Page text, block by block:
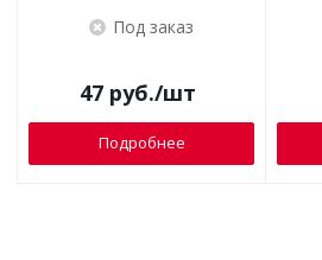
Под заказ
47руб./шт
Подробнее